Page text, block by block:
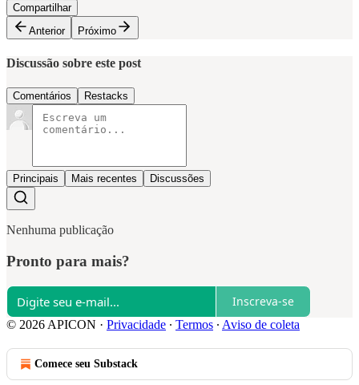
Compartilhar
Anterior
Próximo
Discussão sobre este post
Comentários Restacks
Principais Mais recentes Discussões
Nenhuma publicação
Pronto para mais?
Inscreva-se
© 2026 APICON · Privacidade ∙ Termos ∙ Aviso de coleta
Comece seu Substack